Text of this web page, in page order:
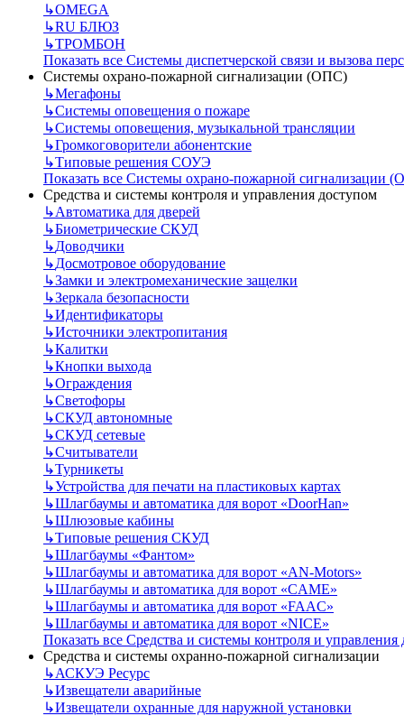
↳OMEGA
↳RU БЛЮЗ
↳ТРОМБОН
Показать все Системы диспетчерской связи и вызова
Системы охрано-пожарной сигнализации (ОПС)
↳Мегафоны
↳Системы оповещения о пожаре
↳Системы оповещения, музыкальной трансляции
↳Громкоговорители абонентские
↳Типовые решения СОУЭ
Показать все Системы охрано-пожарной сигнализации
Средства и системы контроля и управления доступом
↳Автоматика для дверей
↳Биометрические СКУД
↳Доводчики
↳Досмотровое оборудование
↳Замки и электромеханические защелки
↳Зеркала безопасности
↳Идентификаторы
↳Источники электропитания
↳Калитки
↳Кнопки выхода
↳Ограждения
↳Светофоры
↳СКУД автономные
↳СКУД сетевые
↳Считыватели
↳Турникеты
↳Устройства для печати на пластиковых картах
↳Шлагбаумы и автоматика для ворот «DoorHan»
↳Шлюзовые кабины
↳Типовые решения СКУД
↳Шлагбаумы «Фантом»
↳Шлагбаумы и автоматика для ворот «AN-Motors»
↳Шлагбаумы и автоматика для ворот «CAME»
↳Шлагбаумы и автоматика для ворот «FAAC»
↳Шлагбаумы и автоматика для ворот «NICE»
Показать все Средства и системы контроля и управления
Средства и системы охранно-пожарной сигнализации
↳АСКУЭ Ресурс
↳Извещатели аварийные
↳Извещатели охранные для наружной установки